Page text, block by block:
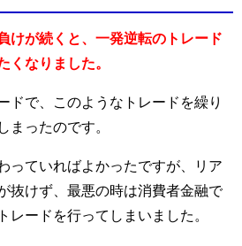
けが続くと、一発逆転のトレード
くなりました。
ドで、このようなトレードを繰り
まったのです。
っていればよかったですが、リア
抜けず、最悪の時は消費者金融で
レードを行ってしまいました。